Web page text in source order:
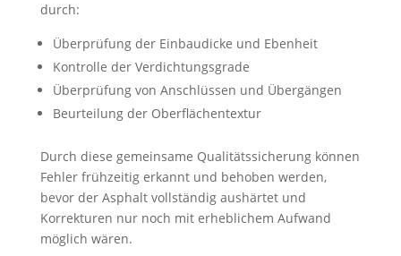
durch:
Überprüfung der Einbaudicke und Ebenheit
Kontrolle der Verdichtungsgrade
Überprüfung von Anschlüssen und Übergängen
Beurteilung der Oberflächentextur
Durch diese gemeinsame Qualitätssicherung können
Fehler frühzeitig erkannt und behoben werden,
bevor der Asphalt vollständig aushärtet und
Korrekturen nur noch mit erheblichem Aufwand
möglich wären.